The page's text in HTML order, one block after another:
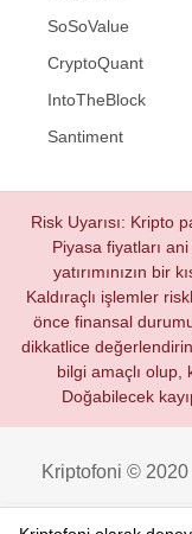
SoSoValue
CryptoQuant
IntoTheBlock
Santiment
Risk Uyarısı: Kripto
Piyasa fiyatları
yatırımınızın bir
Kaldıraçlı işlemler
önce finansal
dikkatlice
bilgi amaçlı olup,
Doğabilecek
Kriptofoni © 2020